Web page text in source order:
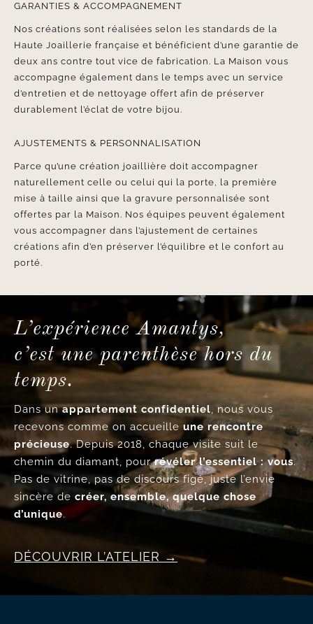
GARANTIES & ACCOMPAGNEMENT
Nos créations sont réalisées selon les standards de la
Haute Joaillerie française et bénéficient d’une garantie de
deux ans contre tout vice de fabrication. La Maison vous
accompagne également dans le temps avec un service
d’entretien et de nettoyage offert afin de préserver
durablement l’éclat de votre bijou.
AJUSTEMENTS & PERSONNALISATION
Parce qu’une création joaillière doit accompagner
naturellement celle ou celui qui la porte, la première
mise à taille ainsi que la gravure personnalisée sont
offertes par la Maison. Nos équipes peuvent également
vous accompagner dans l’ajustement de certaines
créations afin d’en préserver l’équilibre et le confort au
porté.
L’expérience Amantys,
c’est une parenthèse hors du
temps.
Dans unappartement confidentiel, nous vous
recevons comme on accueille une rencontre
précieuse. Depuis 2018, chaque visite suit le
chemin du diamant, pourrévéler l’essentiel : vous.
Pas de vitrine, pas de discours figé, juste l’envie
sincère de créer, ensemble, quelque chose
d’unique.
DÉCOUVRIR L’ATELIER